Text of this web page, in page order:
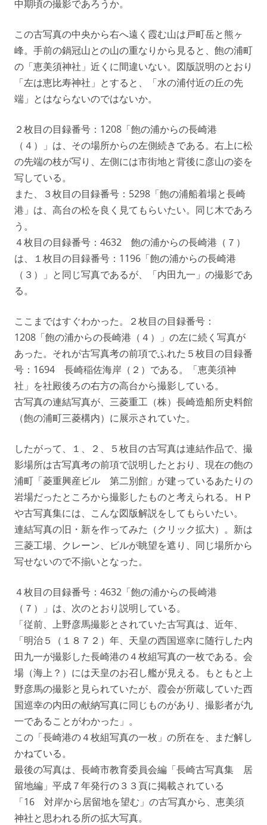
中期頃の撮影であろうか。
この古写真の中央から右へ遠く霞む山は戸町岳と熊ヶ
峰。手前の鍋冠山との山の重なりから見ると、飽の浦町
の「恵美須神社」近くに間違いない。図版説明のとおり
「左は恵比寿神社」とすると、「水の浦付近の丘の先
端」とはならないのではないか。
２枚目の目録番号：1208「飽の浦からの長崎港
（４）」は、その場所からの左側続きである。右上に松
の先端の枝が写り、左側には市街地と背後に彦山の姿を
写している。
また、３枚目の目録番号：5298「飽の浦船着場と長崎
港」は、高台の松を良く見てもらいたい。同じ木であろ
う。
４枚目の目録番号：4632 飽の浦からの長崎港（７）
は、１枚目の目録番号：1196「飽の浦からの長崎港
（３）」と同じ写真であるが、「内田九一」の撮影であ
る。
ここまではすぐわかった。２枚目の目録番号：
1208「飽の浦からの長崎港（４）」の左に続く写真が
あった。それが古写真考の前項でふれた５枚目の目録番
号：1694 長崎稲佐海岸（２）である。「恵美須神
社」を社殿後ろの右方の高台から撮影している。
古写真の連結写真が、三菱重工（株）長崎造船所史料館
（飽の浦町三菱構内）に展示されていた。
したがって、１、２、５枚目の古写真は連結作品で、撮
影場所は古写真考の前項で説明したとおり、現在の飽の
浦町「菱重興産ビル 第二別館」が建っているあたりの
岩場だったところから撮影したものと考えられる。ＨＰ
や古写真集には、こんな図版解説をしてもらいたい。
連結写真の旧・新を作ってみた（クリック拡大）。新は
三菱工場、クレーン、ビルが眺望を遮り、同じ場所から
写せないので不揃いとなった。
４枚目の目録番号：4632「飽の浦からの長崎港
（７）」は、次のとおり説明している。
「従前、上野彦馬撮影とされていた古写真は、近年、
「明治５（１８７２）年、天皇の西国巡幸に随行した内
田九一が撮影した長崎港の４枚組写真の一枚である。会
場（海上？）には天皇のお召し艦が見える。もともと上
野彦馬の撮影と見られていたが、霞会が所蔵していた西
国巡幸の内田の献納写真に同じものがあり、撮影者が九
一であることがわかった」。
この「長崎港の４枚組写真の一枚」の所在を、まだ解し
かねている。
最後の写真は、長崎市教育委員会編「長崎古写真集 居
留地編」平成７年発行の３３頁に掲載されている
「16 対岸から居留地を望む」の古写真から、恵美須
神社と思われる所の拡大写真。